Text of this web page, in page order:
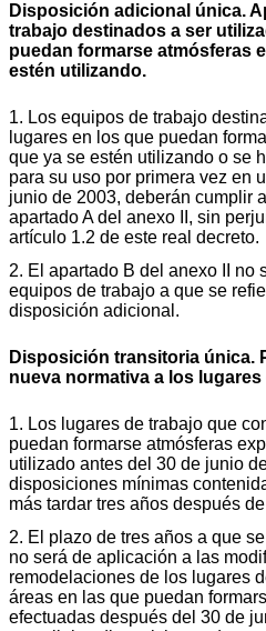
Disposición adicional única.
trabajo destinados a ser
puedan formarse atmósferas
estén utilizando.
1. Los equipos de trabajo
lugares en los que puedan
que ya se estén utilizando o se
para su uso por primera vez en
junio de 2003, deberán cumplir
apartado A del anexo II, sin
artículo 1.2 de este real decreto.
2. El apartado B del anexo II no
equipos de trabajo a que se
disposición adicional.
Disposición transitoria única.
nueva normativa a los lugares
1. Los lugares de trabajo que
puedan formarse atmósferas
utilizado antes del 30 de junio
disposiciones mínimas
más tardar tres años después
2. El plazo de tres años a que
no será de aplicación a las
remodelaciones de los lugares
áreas en las que puedan
efectuadas después del 30 de